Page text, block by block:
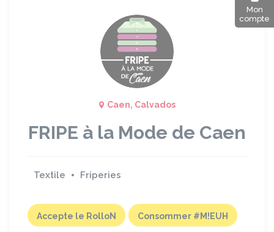
Mon
compte
Caen, Calvados
FRIPE à la Mode de Caen
Textile Friperies
Accepte le RolloN Consommer #M!EUH